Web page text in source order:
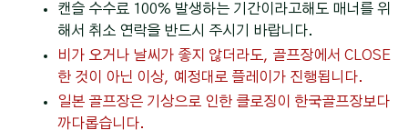
캔슬 수수료 100% 발생하는 기간이라고해도 매너를 위
해서 취소 연락을 반드시 주시기 바랍니다.
비가 오거나 날씨가 좋지 않더라도, 골프장에서 CLOSE
한 것이 아닌 이상, 예정대로 플레이가 진행됩니다.
일본 골프장은 기상으로 인한 클로징이 한국골프장보다
까다롭습니다.